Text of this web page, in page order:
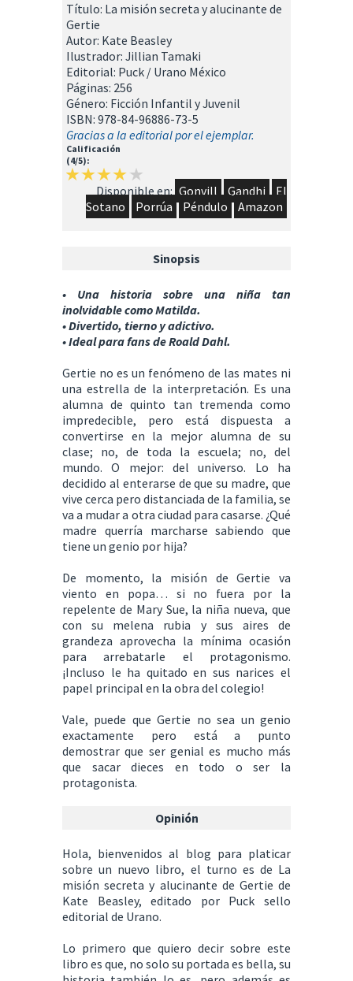
Título: La misión secreta y alucinante de
Gertie
Autor: Kate Beasley
Ilustrador: Jillian Tamaki
Editorial: Puck / Urano México
Páginas: 256
Género: Ficción Infantil y Juvenil
ISBN: 978-84-96886-73-5
Gracias a la editorial por el ejemplar.
Calificación
(4/5):
Disponible en: Gonvill Gandhi
El
Sotano
Porrúa Péndulo Amazon
Sinopsis
• Una historia sobre una niña tan
inolvidable como Matilda.
• Divertido, tierno y adictivo.
• Ideal para fans de Roald Dahl.
Gertie no es un fenómeno de las mates ni
una estrella de la interpretación. Es una
alumna de quinto tan tremenda como
impredecible, pero está dispuesta a
convertirse en la mejor alumna de su
clase; no, de toda la escuela; no, del
mundo. O mejor: del universo. Lo ha
decidido al enterarse de que su madre, que
vive cerca pero distanciada de la familia, se
va a mudar a otra ciudad para casarse. ¿Qué
madre querría marcharse sabiendo que
tiene un genio por hija?
De momento, la misión de Gertie va
viento en popa… si no fuera por la
repelente de Mary Sue, la niña nueva, que
con su melena rubia y sus aires de
grandeza aprovecha la mínima ocasión
para arrebatarle el protagonismo.
¡Incluso le ha quitado en sus narices el
papel principal en la obra del colegio!
Vale, puede que Gertie no sea un genio
exactamente pero está a punto
demostrar que ser genial es mucho más
que sacar dieces en todo o ser la
protagonista.
Opinión
Hola, bienvenidos al blog para platicar
sobre un nuevo libro, el turno es de La
misión secreta y alucinante de Gertie de
Kate Beasley, editado por Puck sello
editorial de Urano.
Lo primero que quiero decir sobre este
libro es que, no solo su portada es bella, su